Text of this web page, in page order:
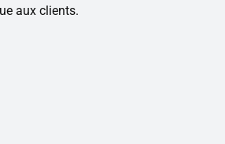
aux clients.